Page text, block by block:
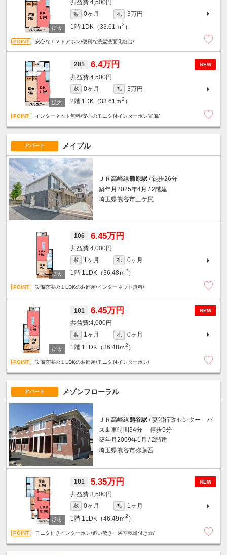
4,500円
敷 0ヶ月 礼
3万円
1階 1DK（33.61ｍ2 ）
安心なＴＶドアホン/便利な洗髪洗面化粧台/
NEW
201 6.4万円
4,500円
敷 0ヶ月 礼
3万円
2階 1DK（33.61ｍ2 ）
インターネット無料/安心のモニタ付インターホン完備/
アパート メイプル
ＪＲ高崎線籠原駅 / 徒歩26分
築年月2025年4月 / 2階建
埼玉県熊谷市三ケ尻
106 6.45万円
4,000円
敷 1ヶ月 礼
0ヶ月
1階 1LDK（36.48ｍ2 ）
設備充実の１LDKのお部屋/インターネット無料/
NEW
101 6.45万円
4,000円
敷 1ヶ月 礼
0ヶ月
1階 1LDK（36.48ｍ2 ）
設備充実の１LDKのお部屋/モニタ付インターホン/
アパート メゾンフローラル
ＪＲ高崎線熊谷駅 / 妻沼行政センター バ
ス乗車時間34分 停歩5分
築年月2009年1月 / 2階建
埼玉県熊谷市弥藤吾
NEW
101 5.35万円
3,500円
敷 0ヶ月 礼
1ヶ月
1階 1LDK（46.49ｍ2 ）
モニタ付きインターホン/追い焚き・浴室乾燥付き☆/